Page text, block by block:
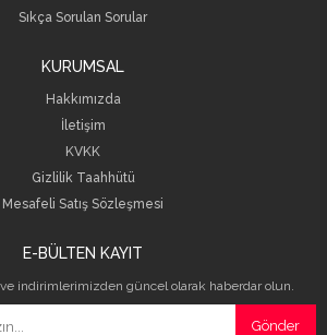
Sıkça Sorulan Sorular
KURUMSAL
Hakkımızda
İletişim
KVKK
Gizlilik Taahhütü
Mesafeli Satış Sözleşmesi
E-BÜLTEN KAYIT
ve indirimlerimizden güncel olarak haberdar olun.
Gönder